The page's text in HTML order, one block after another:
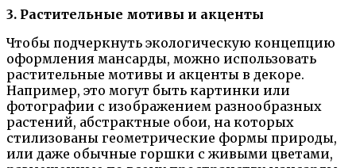
3. Растительные мотивы и акценты
Чтобы подчеркнуть экологическую концепцию
оформления мансарды, можно использовать
растительные мотивы и акценты в декоре.
Например, это могут быть картинки или
фотографии с изображением разнообразных
растений, абстрактные обои, на которых
стилизованы геометрические формы природы,
или даже обычные горшки с живыми цветами,